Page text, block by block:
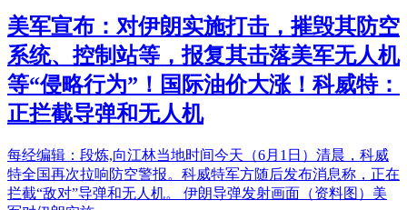
美军宣布：对伊朗实施打击，摧毁其防空
系统、控制站等，报复其击落美军无人机
等“侵略行为”！国际油价大涨！科威特：
正拦截导弹和无人机
每经编辑：段炼,向江林当地时间今天（6月1日）清晨，科威
特全国再次拉响防空警报。科威特军方随后发布消息称，正在
拦截“敌对”导弹和无人机。 伊朗导弹发射画面（资料图）美